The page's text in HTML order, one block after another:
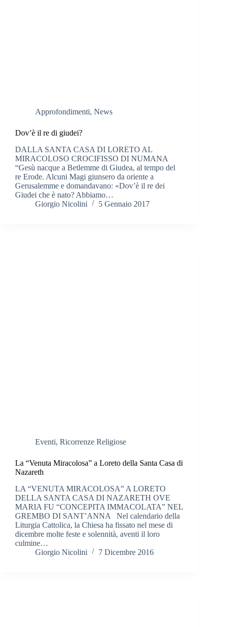
Approfondimenti, News
Dov’è il re di giudei?
DALLA SANTA CASA DI LORETO AL
MIRACOLOSO CROCIFISSO DI NUMANA
“Gesù nacque a Betlemme di Giudea, al tempo del
re Erode. Alcuni Magi giunsero da oriente a
Gerusalemme e domandavano: «Dov’è il re dei
Giudei che è nato? Abbiamo…
Giorgio Nicolini
5 Gennaio 2017
Eventi, Ricorrenze Religiose
La “Venuta Miracolosa” a Loreto della Santa Casa di
Nazareth
LA “VENUTA MIRACOLOSA” A LORETO
DELLA SANTA CASA DI NAZARETH OVE
MARIA FU “CONCEPITA IMMACOLATA” NEL
GREMBO DI SANT’ANNA Nel calendario della
Liturgia Cattolica, la Chiesa ha fissato nel mese di
dicembre molte feste e solennità, aventi il loro
culmine…
Giorgio Nicolini
7 Dicembre 2016